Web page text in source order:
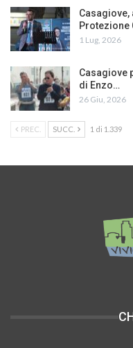
Protezione
1 Lug, 2026
Casagiove
di Enzo…
26 Giu, 2026
PREC. SUCC. 1 di 1.339